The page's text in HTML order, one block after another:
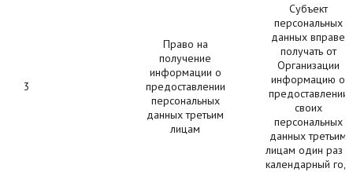
3
Право на
получение
информации о
предоставлении
персональных
данных третьим
лицам
Субъект
персональных
данных вправе
получать от
Организации
информацию о
предоставлении
своих
персональных
данных третьим
лицам один раз в
календарный год